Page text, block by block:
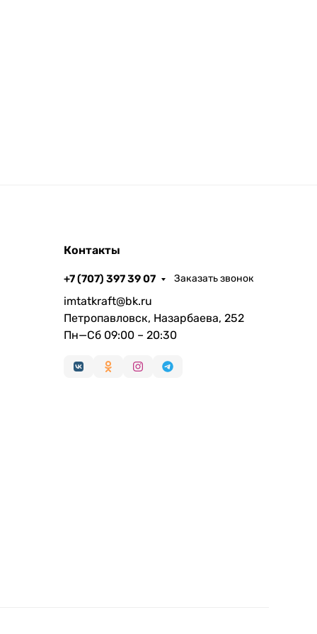
Контакты
+7 (707) 397 39 07 Заказать звонок
imtatkraft@bk.ru
Петропавловск, Назарбаева, 252
Пн—Сб 09:00 – 20:30